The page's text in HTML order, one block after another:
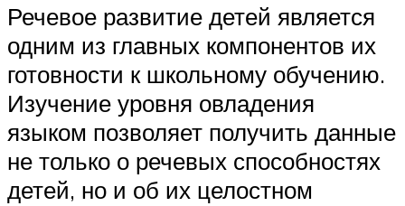
Речевое развитие детей является
одним из главных компонентов их
готовности к школьному обучению.
Изучение уровня овладения
языком позволяет получить данные
не только о речевых способностях
детей, но и об их целостном